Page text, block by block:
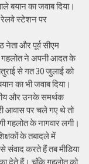
बयान का जवाब दिया।
स्टेशन पर
और पूर्व सीएम
गहलोत ने अपनी आदत के
से गत 30 जुलाई को
का भी जवाब दिया।
और उनके समर्थक
आवास पर चले गए थे तो
गहलोत के नागवार लगी।
के तबादले में
से संवाद करते हैं तब मीडिया